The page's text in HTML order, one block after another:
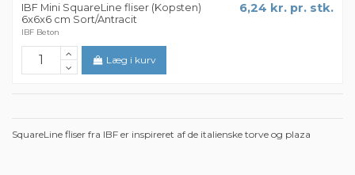
IBF Mini SquareLine fliser (Kopsten)
6x6x6 cm Sort/Antracit
IBF Beton
6,24 kr. pr. stk.
Læg i kurv
SquareLine fliser fra IBF er inspireret af de italienske torve og plaza